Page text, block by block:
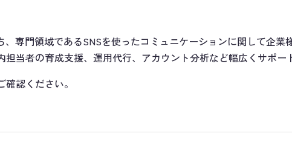
、専門領域であるSNSを使ったコミュニケーションに関して企業
担当者の育成支援、運用代行、アカウント分析など幅広くサポー
認ください。